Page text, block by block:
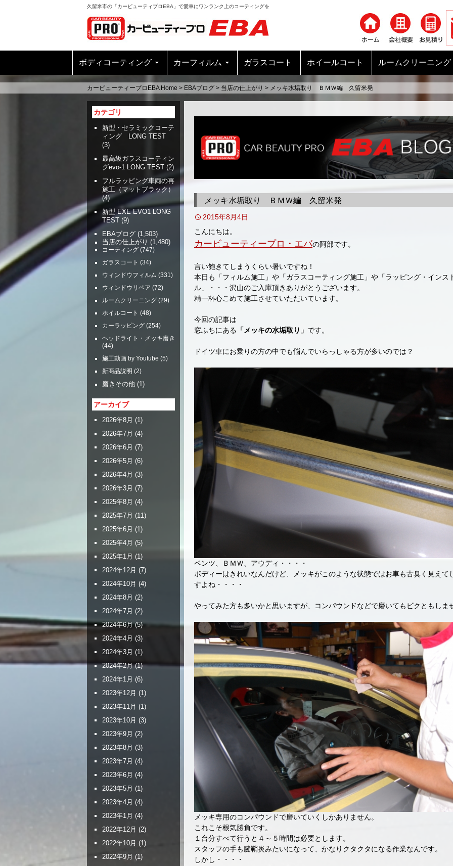
久留米市の「カービューティプロEBA」で愛車にワンランク上のコーティングを
ボディコーティング カーフィルム ガラスコート ホイールコート ルームクリーニング
カービューティープロEBA Home > EBAブログ > 当店の仕上がり > メッキ水垢取り ＢＭＷ編 久留米発
メッキ水垢取り ＢＭＷ編 久留米発
2015年8月4日
こんにちは。
カービューティープロ・エバの阿部です。
言い飽きてしまうくらい暑いですね！
本日も「フィルム施工」や「ガラスコーティング施工」や「ラッピング・インス
ル」・・・沢山のご入庫頂きありがとうございます。
精一杯心こめて施工させていただいています。
今回の記事は
窓ふちにある 「メッキの水垢取り」 です。
ドイツ車にお乗りの方の中でも悩んでいらっしゃる方が多いのでは？
ベンツ、ＢＭＷ、アウディ・・・・
ボディーはきれいなんだけど、メッキがこのような状態ではお車も古臭く見えて
すよね・・・・
やってみた方も多いかと思いますが、コンパウンドなどで磨いてもビクともしま
メッキ専用のコンパウンドで磨いていくしかありません。
これこそ根気勝負です。
１台分すべて行うと４～５時間は必要とします。
スタッフの手も腱鞘炎みたいになって、かなりクタクタになる作業なんです。
しかし・・・・
カテゴリ
新型・セラミックコーテ
ィング LONG TEST
(3)
最高級ガラスコーティン
グevo-1 LONG TEST (2)
フルラッピング車両の再
施工（マットブラック）
(4)
新型 EXE EVO1 LONG
TEST (9)
EBAブログ (1,503)
当店の仕上がり (1,480)
コーティング (747)
ガラスコート (34)
ウィンドウフィルム (331)
ウィンドウリペア (72)
ルームクリーニング (29)
ホイルコート (48)
カーラッピング (254)
ヘッドライト・メッキ磨き
(44)
施工動画 by Youtube (5)
新商品説明 (2)
磨きその他 (1)
アーカイブ
2026年8月 (1)
2026年7月 (4)
2026年6月 (7)
2026年5月 (6)
2026年4月 (3)
2026年3月 (7)
2025年8月 (4)
2025年7月 (11)
2025年6月 (1)
2025年4月 (5)
2025年1月 (1)
2024年12月 (7)
2024年10月 (4)
2024年8月 (2)
2024年7月 (2)
2024年6月(5)
2024年4月 (3)
2024年3月 (1)
2024年2月(1)
2024年1月 (6)
2023年12月 (1)
2023年11月 (1)
2023年10月 (3)
2023年9月 (2)
2023年8月 (3)
2023年7月 (4)
2023年6月 (4)
2023年5月 (1)
2023年4月 (4)
2023年1月 (4)
2022年12月 (2)
2022年10月 (1)
2022年9月 (1)